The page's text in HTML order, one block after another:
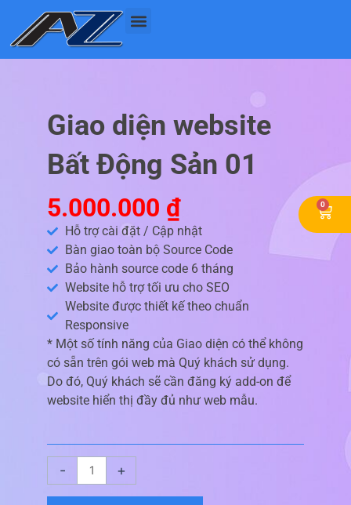
nội
Giao diện website
Bất Động Sản 01
5.000.000 ₫
Hỗ trợ cài đặt / Cập nhật
Bàn giao toàn bộ Source Code
Bảo hành source code 6 tháng
Website hỗ trợ tối ưu cho SEO
Website được thiết kế theo chuẩn
Responsive
* Một số tính năng của Giao diện có thể không
có sẵn trên gói web mà Quý khách sử dụng.
Do đó, Quý khách sẽ cần đăng ký add-on để
website hiển thị đầy đủ như web mẫu.
-
diện
+
0
Cart